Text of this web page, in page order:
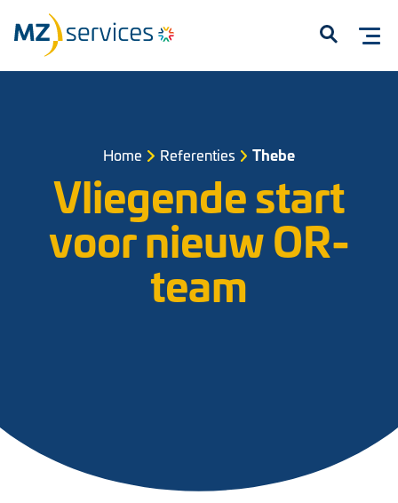
Start met typen om te zoeken...
Home Referenties Thebe
Vliegende start
voor nieuw OR-
team